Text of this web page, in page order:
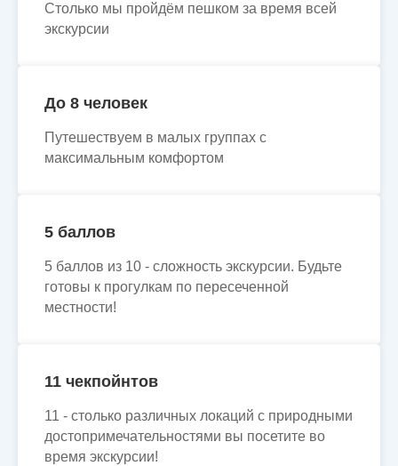
Столько мы пройдём пешком за время всей
экскурсии
До 8 человек
Путешествуем в малых группах с
максимальным комфортом
5 баллов
5 баллов из 10 - сложность экскурсии. Будьте
готовы к прогулкам по пересеченной
местности!
11 чекпойнтов
11 - столько различных локаций с природными
достопримечательностями вы посетите во
время экскурсии!